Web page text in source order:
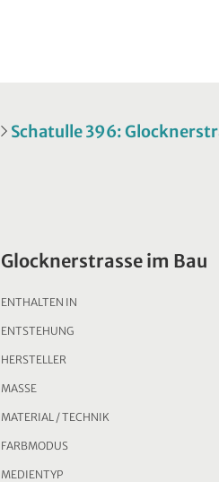
Schatulle 396:
Glocknerstrasse im Bau
ENTHALTEN IN
ENTSTEHUNG
HERSTELLER
MASSE
MATERIAL / TECHNIK
FARBMODUS
MEDIENTYP